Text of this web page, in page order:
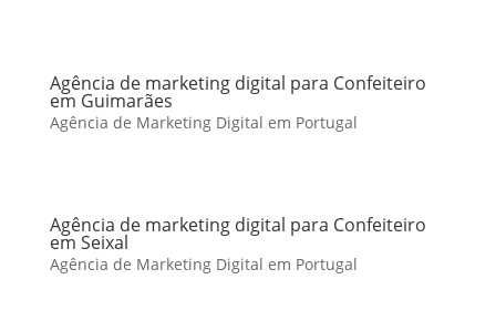
Agência de marketing digital para Confeiteiro
em Guimarães
Agência de Marketing Digital em Portugal
Agência de marketing digital para Confeiteiro
em Seixal
Agência de Marketing Digital em Portugal